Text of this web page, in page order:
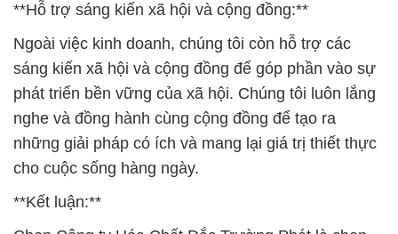
**Hỗ trợ sáng kiến xã hội và cộng đồng:**
Ngoài việc kinh doanh, chúng tôi còn hỗ trợ các
sáng kiến xã hội và cộng đồng để góp phần vào sự
phát triển bền vững của xã hội. Chúng tôi luôn lắng
nghe và đồng hành cùng cộng đồng để tạo ra
những giải pháp có ích và mang lại giá trị thiết thực
cho cuộc sống hàng ngày.
**Kết luận:**